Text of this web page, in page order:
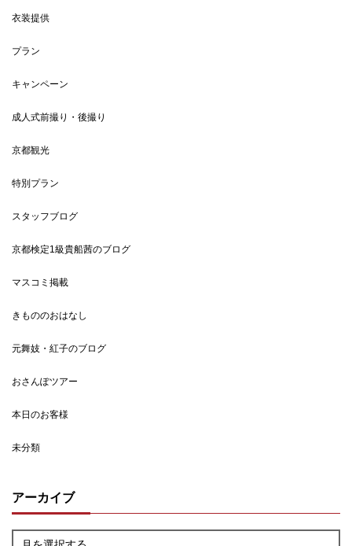
衣装提供
プラン
キャンペーン
成人式前撮り・後撮り
京都観光
特別プラン
スタッフブログ
京都検定1級貴船茜のブログ
マスコミ掲載
きもののおはなし
元舞妓・紅子のブログ
おさんぽツアー
本日のお客様
未分類
アーカイブ